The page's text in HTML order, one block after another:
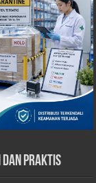
dan Praktis